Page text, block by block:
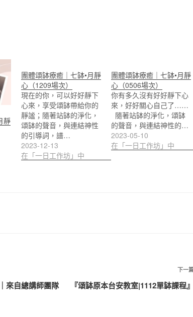
靜
團體頌缽療癒｜七缽•月靜
心（1209場次）
現在的你，可以好好靜下
心來，享受頌缽帶給你的
靜謐；隨著站缽的淨化，
頌缽的聲音，與連結神性
的引導詞，譜…
2023-12-13
在「一日工作坊」中
團體頌缽療癒｜七缽•月靜
心（0506場次）
你有多久沒有好好靜下心
來，好好關心自己了……
隨著站缽的淨化，頌缽
的聲音，與連結神性的…
2023-05-10
在「一日工作坊」中
來自總講師團隊
下一
『頌缽原本台安教室|1112單缽課程』